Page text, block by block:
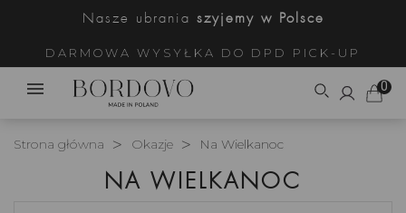
Nasze ubrania szyjemy w Polsce
DARMOWA WYSYŁKA DO DPD PICK-UP
0
Strona główna Okazje Na Wielkanoc
NA WIELKANOC